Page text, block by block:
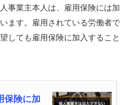
事業主本人は、雇用保険には加
ます。雇用されている労働者で
しても雇用保険に加入すること
保険に加